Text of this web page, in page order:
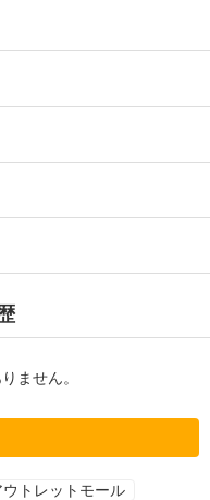
ません。
ウトレットモール